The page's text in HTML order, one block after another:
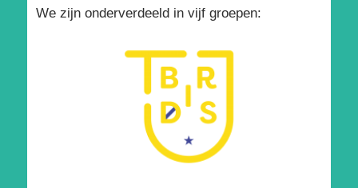
We zijn onderverdeeld in vijf groepen: